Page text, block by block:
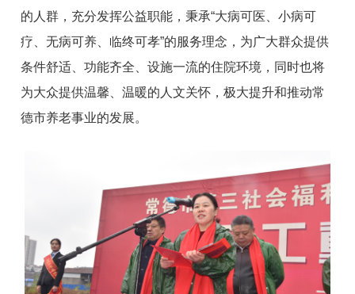
的人群，充分发挥公益职能，秉承“大病可医、小病可
疗、无病可养、临终可孝”的服务理念，为广大群众提供
条件舒适、功能齐全、设施一流的住院环境，同时也将
为大众提供温馨、温暖的人文关怀，极大提升和推动常
德市养老事业的发展。